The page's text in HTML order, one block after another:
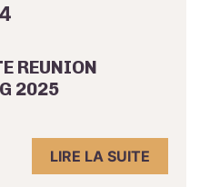
REUNION
2025
LIRE LA SUITE